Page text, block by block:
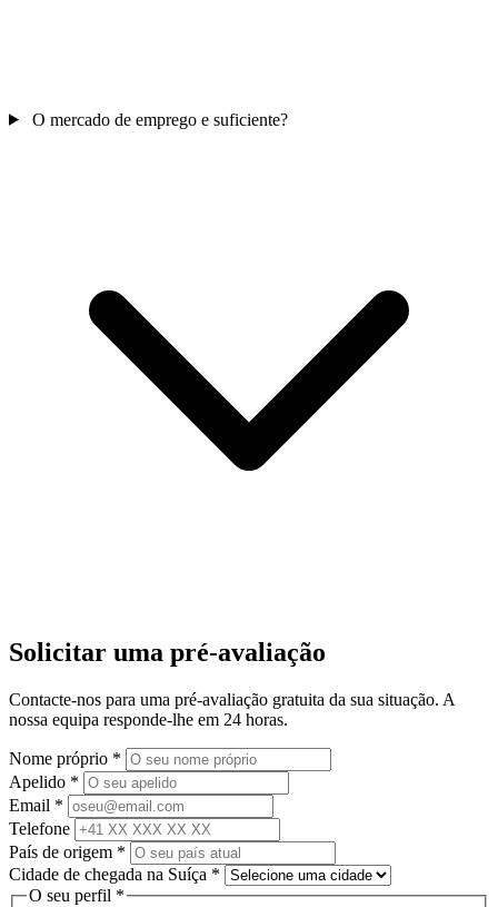
O mercado de emprego e suficiente?
Solicitar uma pré-avaliação
Contacte-nos para uma pré-avaliação gratuita da sua situação. A
nossa equipa responde-lhe em 24 horas.
Nome próprio *
Apelido *
Email *
Telefone
País de origem *
Cidade de chegada na Suíça *
O seu perfil *